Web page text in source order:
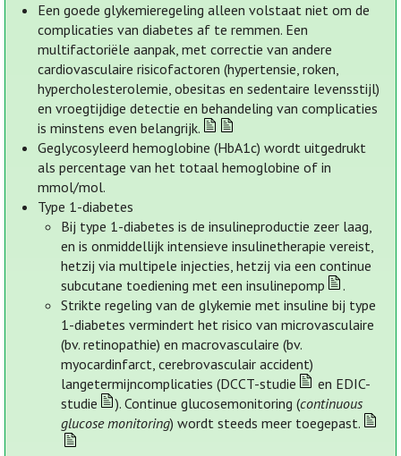
Een goede glykemieregeling alleen volstaat niet om de
complicaties van diabetes af te remmen. Een
multifactoriële aanpak, met correctie van andere
cardiovasculaire risicofactoren (hypertensie, roken,
hypercholesterolemie, obesitas en sedentaire levensstijl)
en vroegtijdige detectie en behandeling van complicaties
is minstens even belangrijk.
Geglycosyleerd hemoglobine (HbA1c) wordt uitgedrukt
als percentage van het totaal hemoglobine of in
mmol/mol.
Type 1-diabetes
Bij type 1-diabetes is de insulineproductie zeer laag,
en is onmiddellijk intensieve insulinetherapie vereist,
hetzij via multipele injecties, hetzij via een continue
subcutane toediening met een insulinepomp
.
Strikte regeling van de glykemie met insuline bij type
1-diabetes vermindert het risico van microvasculaire
(bv. retinopathie) en macrovasculaire (bv.
myocardinfarct, cerebrovasculair accident)
langetermijncomplicaties (DCCT-studie
en EDIC-
studie
). Continue glucosemonitoring (continuous
glucose monitoring) wordt steeds meer toegepast.